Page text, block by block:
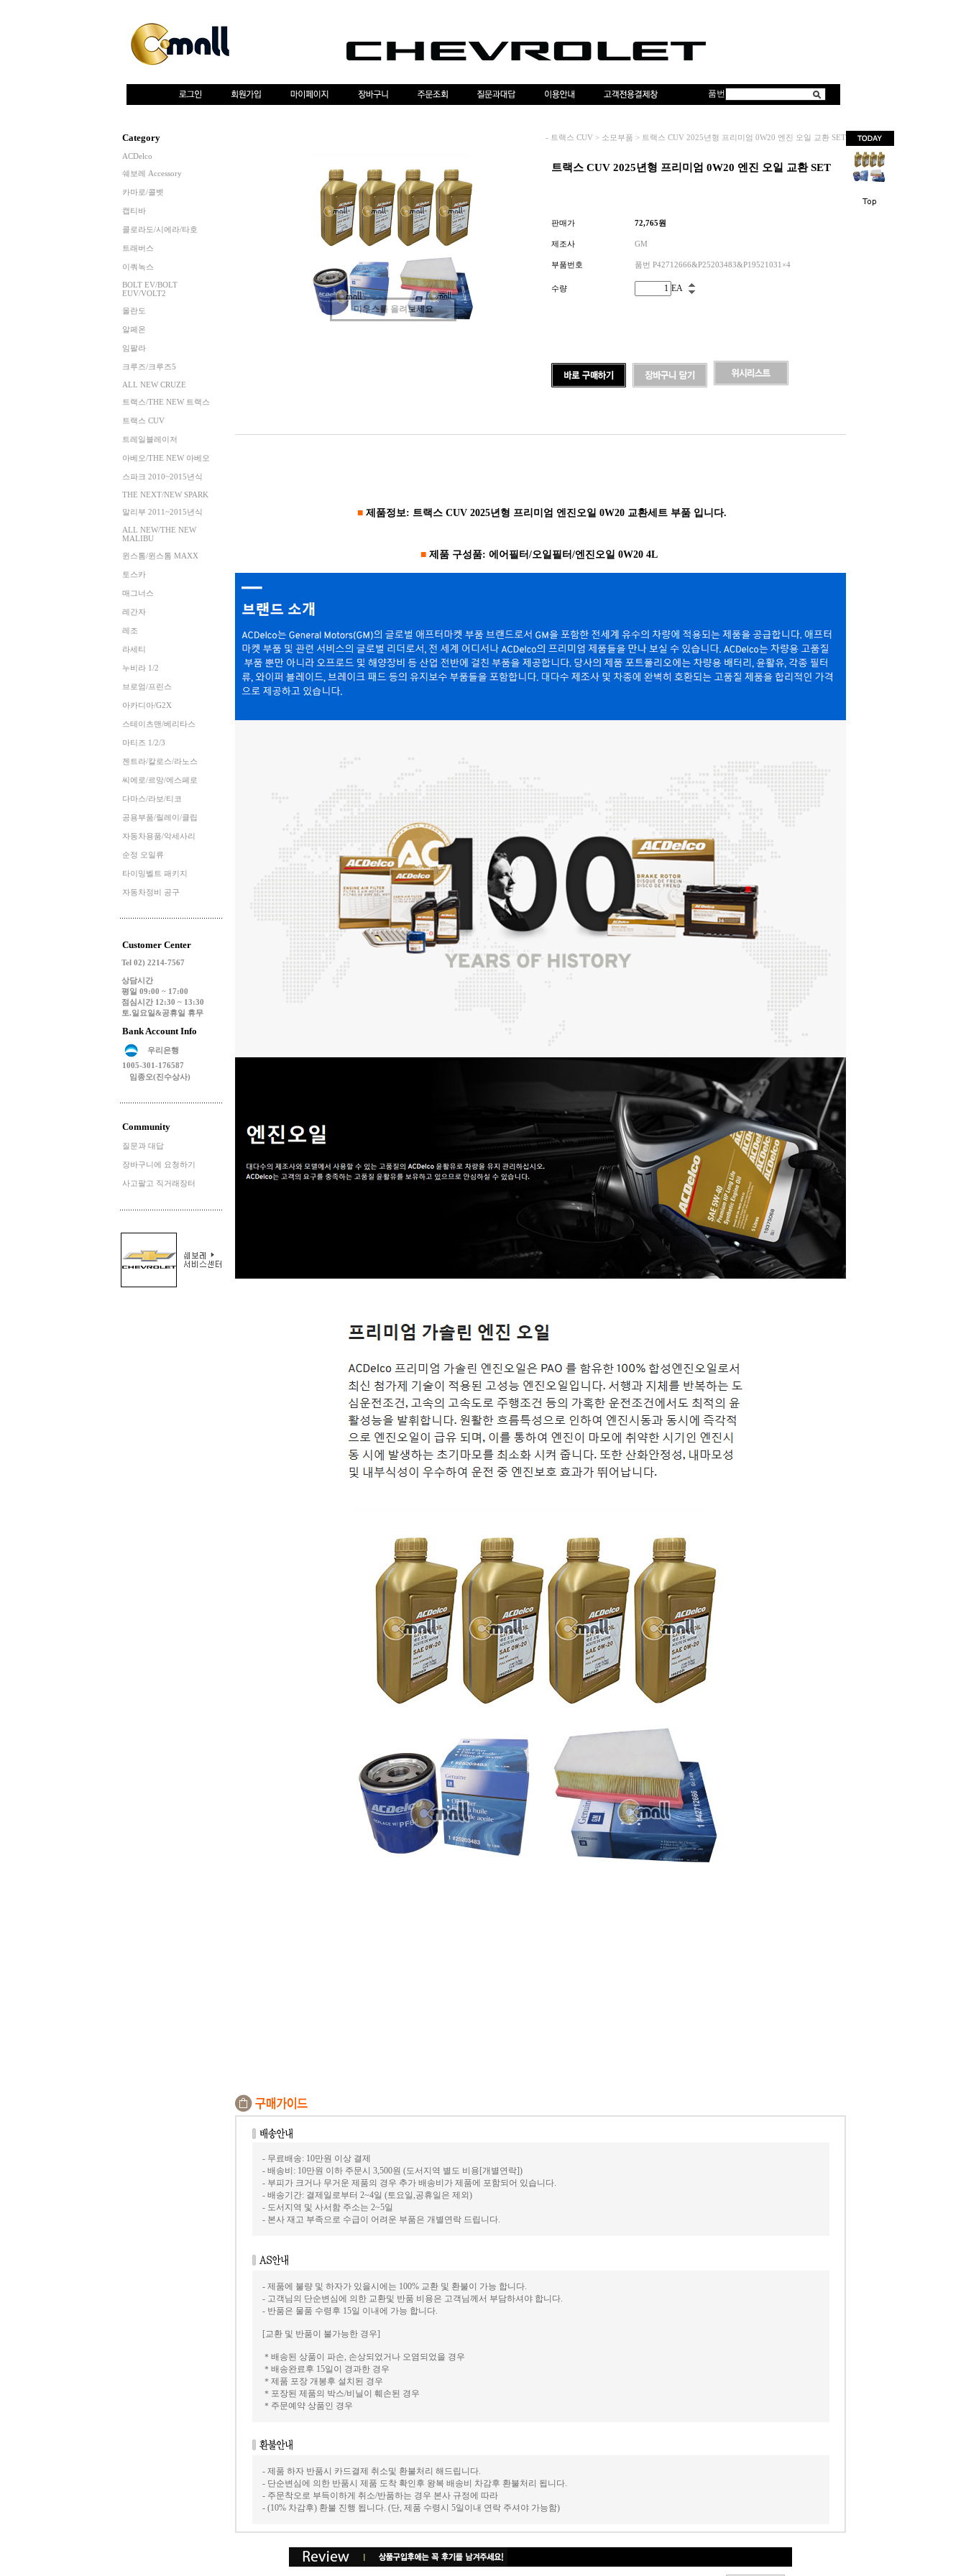
품번
Category
ACDelco
쉐보레 Accessory
카마로/콜벳
캡티바
콜로라도/시에라/타호
트래버스
이쿼녹스
BOLT EV/BOLT
EUV/VOLT2
올란도
알페온
임팔라
크루즈/크루즈5
ALL NEW CRUZE
트랙스/THE NEW 트랙스
트랙스 CUV
트레일블레이저
아베오/THE NEW 아베오
스파크 2010~2015년식
THE NEXT/NEW SPARK
말리부 2011~2015년식
ALL NEW/THE NEW
MALIBU
윈스톰/윈스톰 MAXX
토스카
매그너스
레간자
레조
라세티
누비라 1/2
브로엄/프린스
아카디아/G2X
스테이츠맨/베리타스
마티즈 1/2/3
젠트라/칼로스/라노스
씨에로/르망/에스페로
다마스/라보/티코
공용부품/릴레이/클립
자동차용품/악세사리
순정 오일류
타이밍벨트 패키지
자동차정비 공구
Customer Center
Tel 02) 2214-7567
상담시간
평일 09:00 ~ 17:00
점심시간 12:30 ~ 13:30
토.일요일&공휴일 휴무
Bank Account Info
우리은행
1005-301-176587
임종오(진수상사)
Community
질문과 대답
장바구니에 요청하기
사고팔고 직거래장터
- 트랙스 CUV > 소모부품 > 트랙스 CUV 2025년형 프리미엄 0W20 엔진 오일 교환 SET
마우스를 올려보세요
트랙스 CUV 2025년형 프리미엄 0W20 엔진 오일 교환 SET
판매가 72,765원
제조사 GM
부품번호 품번 P42712666&P25203483&P19521031×4
수량 EA
■ 제품정보: 트랙스 CUV 2025년형 프리미엄 엔진오일 0W20 교환세트 부품 입니다.
■ 제품 구성품: 에어필터/오일필터/엔진오일 0W20 4L
- 무료배송: 10만원 이상 결제
- 배송비: 10만원 이하 주문시 3,500원 (도서지역 별도 비용[개별연락])
- 부피가 크거나 무거운 제품의 경우 추가 배송비가 제품에 포함되어 있습니다.
- 배송기간: 결제일로부터 2~4일 (토요일,공휴일은 제외)
- 도서지역 및 사서함 주소는 2~5일
- 본사 재고 부족으로 수급이 어려운 부품은 개별연락 드립니다.
- 제품에 불량 및 하자가 있을시에는 100% 교환 및 환불이 가능 합니다.
- 고객님의 단순변심에 의한 교환및 반품 비용은 고객님께서 부담하셔야 합니다.
- 반품은 물품 수령후 15일 이내에 가능 합니다.
[교환 및 반품이 불가능한 경우]
＊배송된 상품이 파손, 손상되었거나 오염되었을 경우
＊배송완료후 15일이 경과한 경우
＊제품 포장 개봉후 설치된 경우
＊포장된 제품의 박스/비닐이 훼손된 경우
＊주문예약 상품인 경우
- 제품 하자 반품시 카드결제 취소및 환불처리 해드립니다.
- 단순변심에 의한 반품시 제품 도착 확인후 왕복 배송비 차감후 환불처리 됩니다.
- 주문착오로 부득이하게 취소/반품하는 경우 본사 규정에 따라
- (10% 차감후) 환불 진행 됩니다. (단, 제품 수령시 5일이내 연락 주셔야 가능함)